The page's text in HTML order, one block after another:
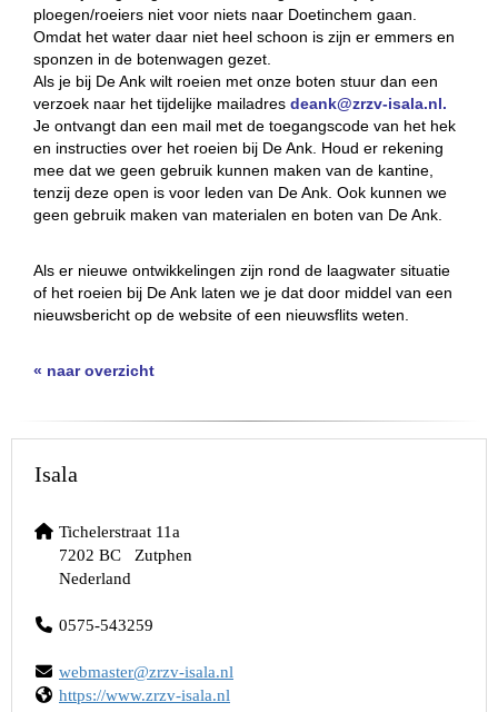
ploegen/roeiers niet voor niets naar Doetinchem gaan.
Omdat het water daar niet heel schoon is zijn er emmers en
sponzen in de botenwagen gezet.
Als je bij De Ank wilt roeien met onze boten stuur dan een
verzoek naar het tijdelijke mailadres knaed@zrzv-isala.nl.
Je ontvangt dan een mail met de toegangscode van het hek
en instructies over het roeien bij De Ank. Houd er rekening
mee dat we geen gebruik kunnen maken van de kantine,
tenzij deze open is voor leden van De Ank. Ook kunnen we
geen gebruik maken van materialen en boten van De Ank.
Als er nieuwe ontwikkelingen zijn rond de laagwater situatie
of het roeien bij De Ank laten we je dat door middel van een
nieuwsbericht op de website of een nieuwsflits weten.
« naar overzicht
Isala
Tichelerstraat 11a
7202 BC Zutphen
Nederland
0575-543259
retsambew@zrzv-isala.nl
https://www.zrzv-isala.nl